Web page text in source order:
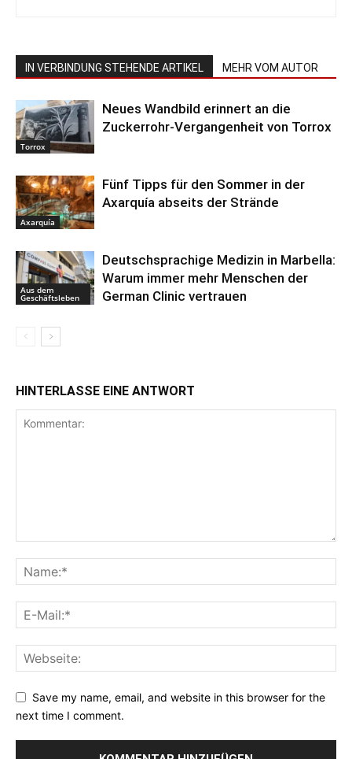
IN VERBINDUNG STEHENDE ARTIKEL MEHR VOM AUTOR
Torrox
Neues Wandbild erinnert an die
Zuckerrohr-Vergangenheit von Torrox
Axarquía
Fünf Tipps für den Sommer in der
Axarquía abseits der Strände
Aus dem
Geschäftsleben
Deutschsprachige Medizin in Marbella:
Warum immer mehr Menschen der
German Clinic vertrauen
HINTERLASSE EINE ANTWORT
Save my name, email, and website in this browser for the
next time I comment.